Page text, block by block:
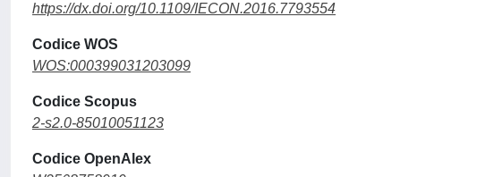
https://dx.doi.org/10.1109/IECON.2016.7793554
Codice WOS
WOS:000399031203099
Codice Scopus
2-s2.0-85010051123
Codice OpenAlex